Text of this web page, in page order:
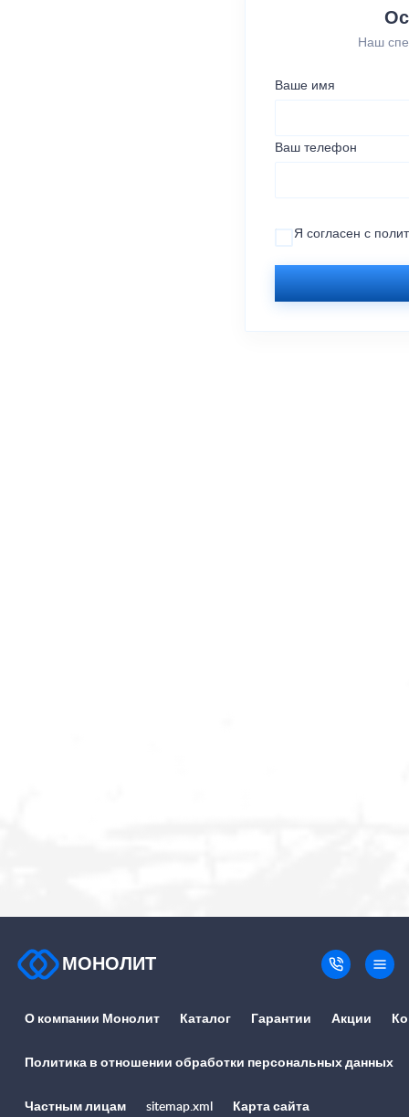
Наш
Ваше имя
Ваш телефон
Я согласен с
МОНОЛИТ
О компании Монолит Каталог Гарантии Акции
Политика в отношении обработки персональных данных
Частным лицам sitemap.xml Карта сайта